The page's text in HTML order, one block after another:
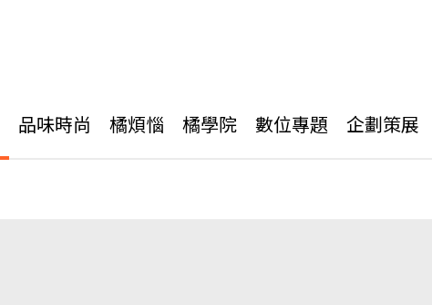
品味時尚 橘煩惱 橘學院 數位專題 企劃策展